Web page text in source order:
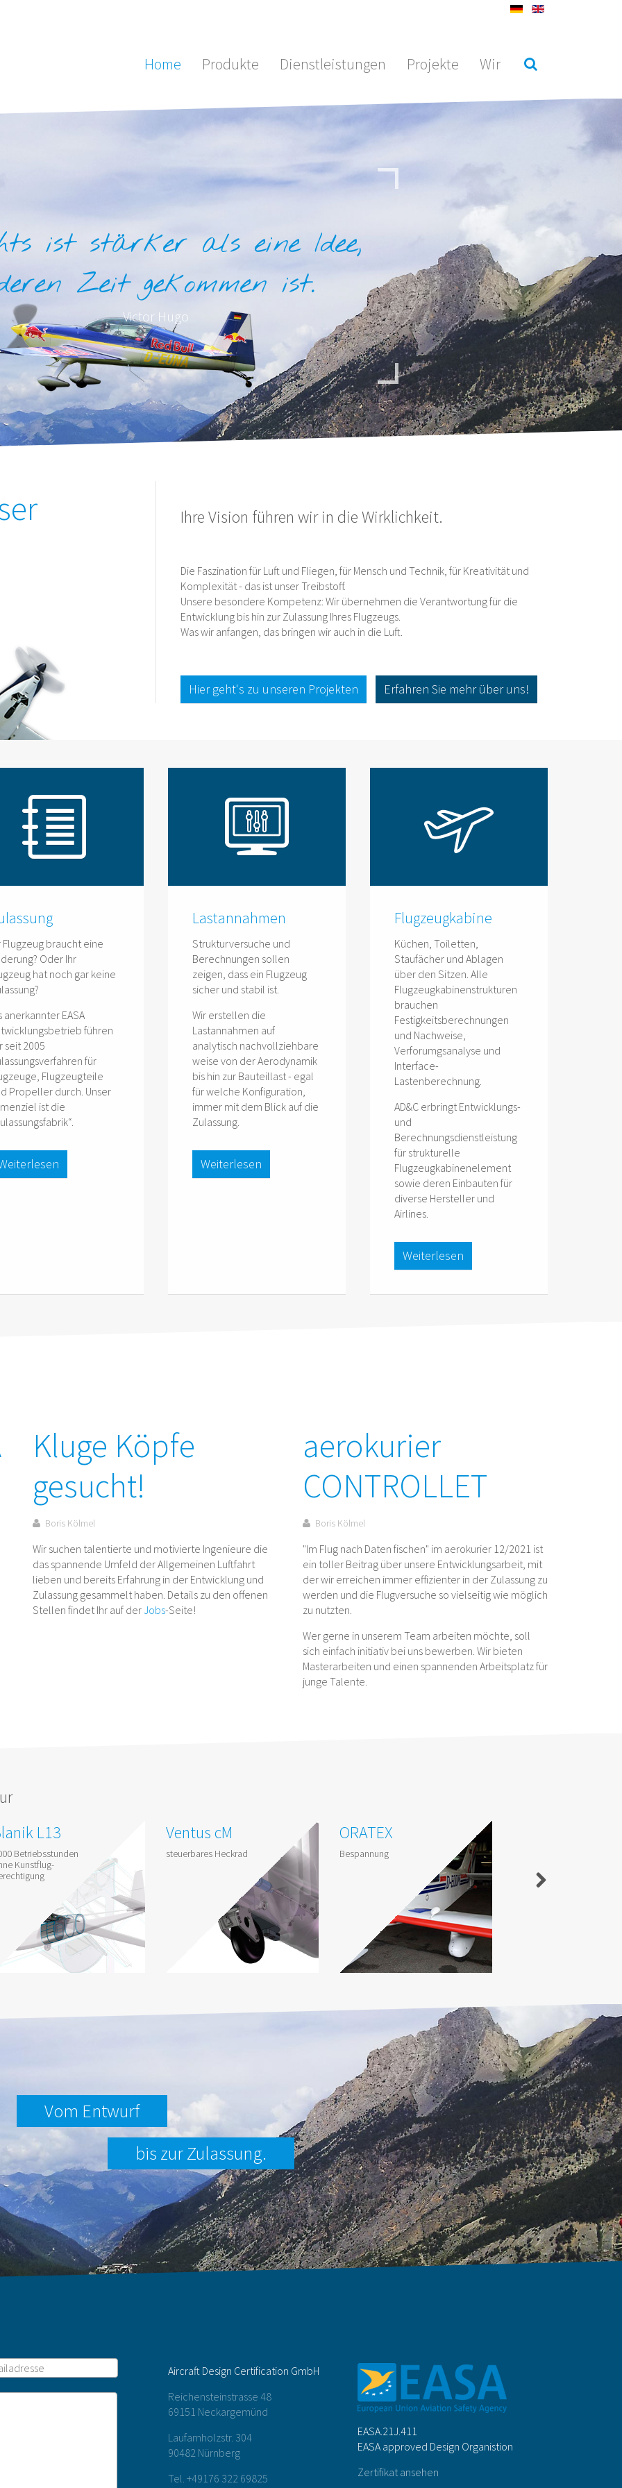
Home Produkte Dienstleistungen Projekte Wir
ist stärker als eine Idee,
Zeit gekommen ist.
Victor Hugo
Ihre Vision führen wir in die Wirklichkeit.
Die Faszination für Luft und Fliegen, für Mensch und Technik, für Kreativität und
Komplexität - das ist unser Treibstoff.
Unsere besondere Kompetenz: Wir übernehmen die Verantwortung für die
Entwicklung bis hin zur Zulassung Ihres Flugzeugs.
Was wir anfangen, das bringen wir auch in die Luft.
Hier geht's zu unseren Projekten Erfahren Sie mehr über uns!
Flugzeug braucht eine
Oder Ihr
hat noch gar keine
anerkannter EASA
führen
seit 2005
für
Flugzeugteile
Propeller durch. Unser
ist die
Lastannahmen
Strukturversuche und
Berechnungen sollen
zeigen, dass ein Flugzeug
sicher und stabil ist.
Wir erstellen die
Lastannahmen auf
analytisch nachvollziehbare
weise von der Aerodynamik
bis hin zur Bauteillast - egal
für welche Konfiguration,
immer mit dem Blick auf die
Zulassung.
Weiterlesen
Flugzeugkabine
Küchen, Toiletten,
Staufächer und Ablagen
über den Sitzen. Alle
Flugzeugkabinenstrukturen
brauchen
Festigkeitsberechnungen
und Nachweise,
Verforumgsanalyse und
Interface-
Lastenberechnung.
AD&C erbringt Entwicklungs-
und
Berechnungsdienstleistung
für strukturelle
Flugzeugkabinenelement
sowie deren Einbauten für
diverse Hersteller und
Airlines.
Weiterlesen
Kluge Köpfe
gesucht!
Boris Kölmel
Wir suchen talentierte und motivierte Ingenieure die
das spannende Umfeld der Allgemeinen Luftfahrt
lieben und bereits Erfahrung in der Entwicklung und
Zulassung gesammelt haben. Details zu den offenen
Stellen findet Ihr auf derJobs-Seite!
aerokurier
CONTROLLET
Boris Kölmel
"Im Flug nach Daten fischen" im aerokurier 12/2021 ist
ein toller Beitrag über unsere Entwicklungsarbeit, mit
der wir erreichen immer effizienter in der Zulassung zu
werden und die Flugversuche so vielseitig wie möglich
zu nutzten.
Wer gerne in unserem Team arbeiten möchte, soll
sich einfach initiativ bei uns bewerben. Wir bieten
Masterarbeiten und einen spannenden Arbeitsplatz für
junge Talente.
L13
Betriebsstunden
Kunstflug-
Ventus cM
steuerbares Heckrad
ORATEX
Bespannung
Vom Entwurf
bis zur Zulassung.
Aircraft Design Certification GmbH
Reichensteinstrasse 48
69151 Neckargemünd
Laufamholzstr. 304
90482 Nürnberg
Tel. +49176 322 69825
EASA.21J.411
EASA approved Design Organistion
Zertifikat ansehen